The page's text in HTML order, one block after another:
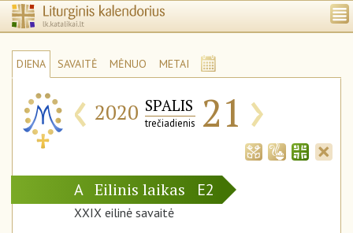
DIENA SAVAITĖ MĖNUO METAI
‹ 2020 SPALIS
trečiadienis 21 ›
A Eilinis laikas E2
XXIX eilinė savaitė